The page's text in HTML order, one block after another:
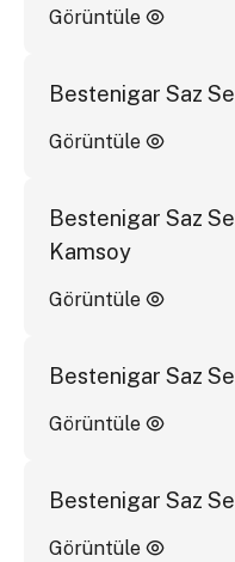
Görüntüle
Bestenigar Saz
Görüntüle
Bestenigar Saz
Kamsoy
Görüntüle
Bestenigar Saz
Görüntüle
Bestenigar Saz
Görüntüle